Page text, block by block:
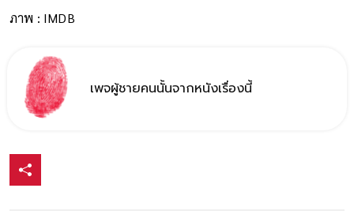
ภาพ : IMDB
เพจผู้ชายคนนั้นจากหนังเรื่องนี้